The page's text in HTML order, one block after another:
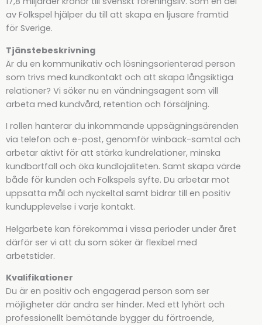
av Folkspel hjälper du till att skapa en ljusare framtid
för Sverige.
Tjänstebeskrivning
Är du en kommunikativ och lösningsorienterad person
som trivs med kundkontakt och att skapa långsiktiga
relationer? Vi söker nu en vändningsagent som vill
arbeta med kundvård, retention och försäljning.
I rollen hanterar du inkommande uppsägningsärenden
via telefon och e-post, genomför winback-samtal och
arbetar aktivt för att stärka kundrelationer, minska
kundbortfall och öka kundlojaliteten. Samt skapa värde
både för kunden och Folkspels syfte. Du arbetar mot
uppsatta mål och nyckeltal samt bidrar till en positiv
kundupplevelse i varje kontakt.
Helgarbete kan förekomma i vissa perioder under året
därför ser vi att du som söker är flexibel med
arbetstider.
Kvalifikationer
Du är en positiv och engagerad person som ser
möjligheter där andra ser hinder. Med ett lyhört och
professionellt bemötande bygger du förtroende,